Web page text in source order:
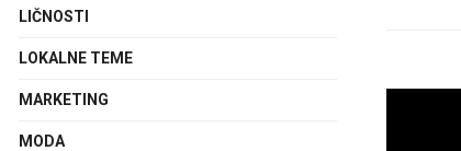
LIČNOSTI
LOKALNE TEME
MARKETING
MODA